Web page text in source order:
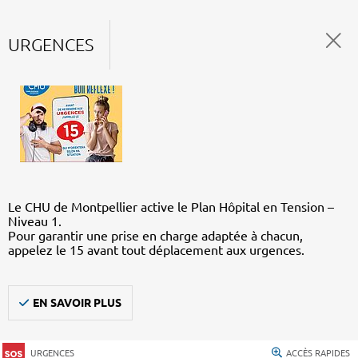
URGENCES
Le CHU de Montpellier active le Plan Hôpital en Tension –
Niveau 1.
Pour garantir une prise en charge adaptée à chacun,
appelez le 15 avant tout déplacement aux urgences.
EN SAVOIR PLUS
URGENCES ACCÈS RAPIDES